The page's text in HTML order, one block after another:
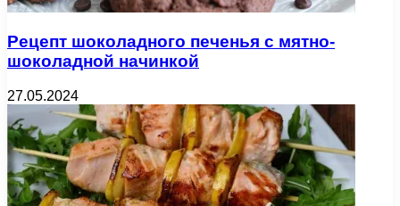
Рецепт шоколадного печенья с мятно-
шоколадной начинкой
27.05.2024